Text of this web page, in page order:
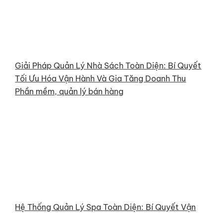
Giải Pháp Quản Lý Nhà Sách Toàn Diện: Bí Quyết
Tối Ưu Hóa Vận Hành Và Gia Tăng Doanh Thu
Phần mềm, quản lý bán hàng
Hệ Thống Quản Lý Spa Toàn Diện: Bí Quyết Vận